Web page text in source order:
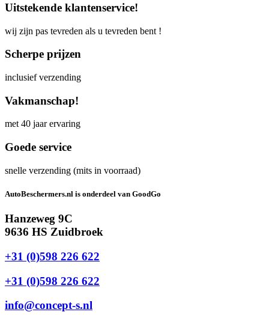
Uitstekende klantenservice!
wij zijn pas tevreden als u tevreden bent !
Scherpe prijzen
inclusief verzending
Vakmanschap!
met 40 jaar ervaring
Goede service
snelle verzending (mits in voorraad)
AutoBeschermers.nl is onderdeel van GoodGo
Hanzeweg 9C
9636 HS Zuidbroek
+31 (0)598 226 622
+31 (0)598 226 622
info@concept-s.nl